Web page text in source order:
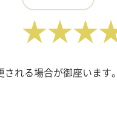
れる場合が御座います